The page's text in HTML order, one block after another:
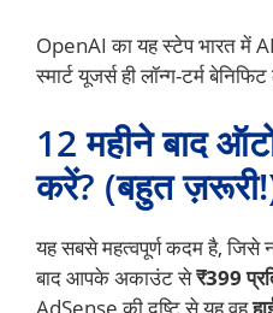
OpenAI का यह स्टेप भारत में
स्मार्ट यूजर्स ही लॉन्ग-टर्म
12 महीने बाद
करें? (बहुत
यह सबसे महत्वपूर्ण कदम है,
बाद आपके अकाउंट से₹399
AdSense की दृष्टि से यह वह